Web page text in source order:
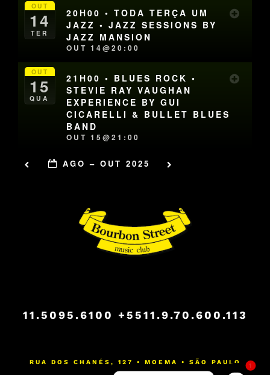
OUT
14
TER
20H00 • TODA TERÇA UM
JAZZ • JAZZ SESSIONS BY
JAZZ MANSION
OUT 14@20:00
OUT
15
QUA
21H00 • BLUES ROCK •
STEVIE RAY VAUGHAN
EXPERIENCE BY GUI
CICARELLI & BULLET BLUES
BAND
OUT 15@21:00
AGO – OUT 2025
11.5095.6100 +5511.9.70.600.113
RUA DOS CHANÉS, 127 • MOEMA • SÃO PAULO 1